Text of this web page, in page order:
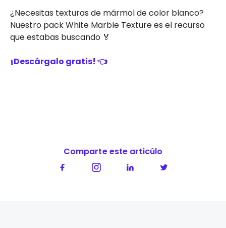
¿Necesitas texturas de mármol de color blanco?
Nuestro pack White Marble Texture es el recurso
que estabas buscando 🏅
¡Descárgalo gratis! 👈
Comparte este articúlo